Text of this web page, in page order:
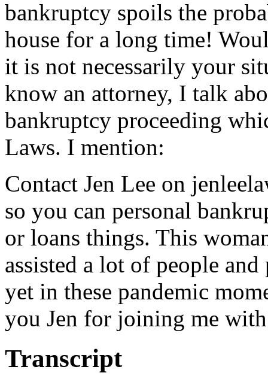
bankruptcy spoils the
house for a long time!
it is not necessarily your
know an attorney, I talk
bankruptcy proceeding
Laws. I mention:
Contact Jen Lee on
so you can personal
or loans things. This
assisted a lot of people
yet in these pandemic
you Jen for joining me
Transcript